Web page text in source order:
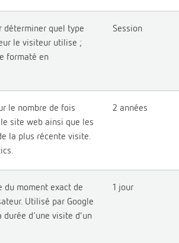
déterminer quel type
le visiteur utilise ;
formaté en
Session
le nombre de fois
site web ainsi que les
la plus récente visite.
2 années
du moment exact de
Utilisé par Google
d'une visite d’un
1 jour